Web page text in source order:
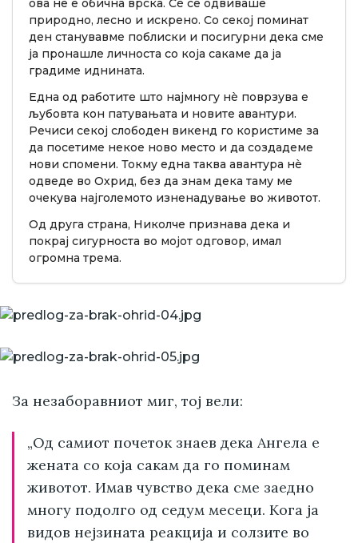
природно, лесно и искрено. Со секој поминат
ден станувавме поблиски и посигурни дека сме
ја пронашле личноста со која сакаме да ја
градиме иднината.
Една од работите што најмногу нè поврзува е
љубовта кон патувањата и новите авантури.
Речиси секој слободен викенд го користиме за
да посетиме некое ново место и да создадеме
нови спомени. Токму една таква авантура нè
одведе во Охрид, без да знам дека таму ме
очекува најголемото изненадување во животот.
Од друга страна, Николче признава дека и
покрај сигурноста во мојот одговор, имал
огромна трема.
За незаборавниот миг, тој вели:
„Од самиот почеток знаев дека Ангела е
жената со која сакам да го поминам
животот. Имав чувство дека сме заедно
многу подолго од седум месеци. Кога ја
видов нејзината реакција и солзите во